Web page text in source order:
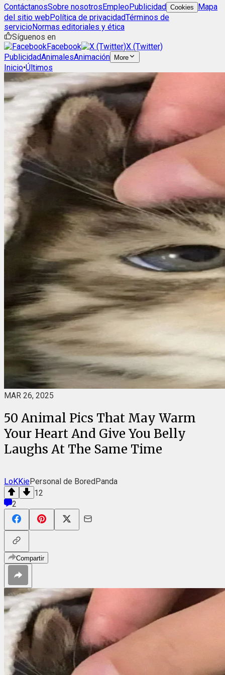
ContáctanosSobre nosotrosEmpleoPublicidad Cookies
Mapa
del sitio webPolítica de privacidadTérminos de
servicioNormas editoriales y ética
Síguenos en
Facebook
X (Twitter)
PublicidadAnimalesAnimación More
Inicio•Últimos
MAR 26, 2025
50 Animal Pics That May Warm
Your Heart And Give You Belly
Laughs At The Same Time
LoKKiePersonal de BoredPanda
12
2
Compartir